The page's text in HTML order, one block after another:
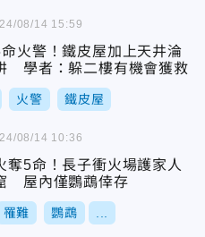
火警！鐵皮屋加上天井淪
學者：躲二樓有機會獲救
火警 鐵皮屋
08/14 15:59
奪5命！長子衝火場護家人
屋內僅鸚鵡倖存
罹難 鸚鵡
08/14 10:36